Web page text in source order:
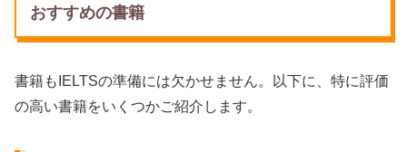
おすすめの書籍
書籍もIELTSの準備には欠かせません。以下に、特に評価
の高い書籍をいくつかご紹介します。